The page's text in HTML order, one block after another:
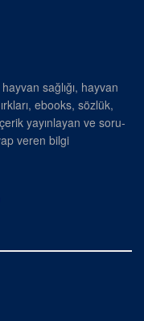
sağlığı, hayvan
ebooks, sözlük,
yayınlayan ve soru-
veren bilgi